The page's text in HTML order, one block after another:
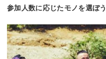
参加人数に応じたモノを選ぼう